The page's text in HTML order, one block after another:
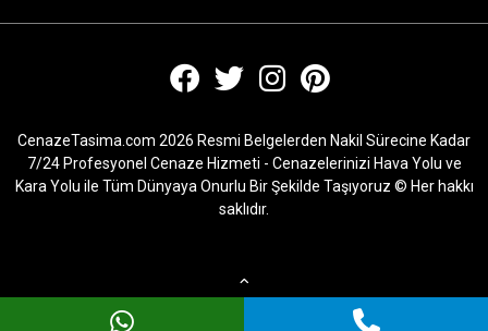
CenazeTasima.com 2026 Resmi Belgelerden Nakil Sürecine Kadar
7/24 Profesyonel Cenaze Hizmeti - Cenazelerinizi Hava Yolu ve
Kara Yolu ile Tüm Dünyaya Onurlu Bir Şekilde Taşıyoruz © Her hakkı
saklıdır.